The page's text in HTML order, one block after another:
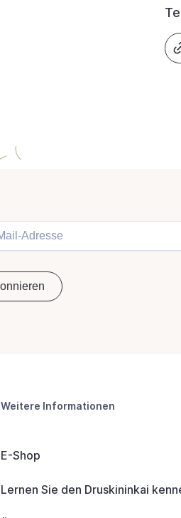
Weitere Informationen
E-Shop
Lernen Sie den Druskininkai